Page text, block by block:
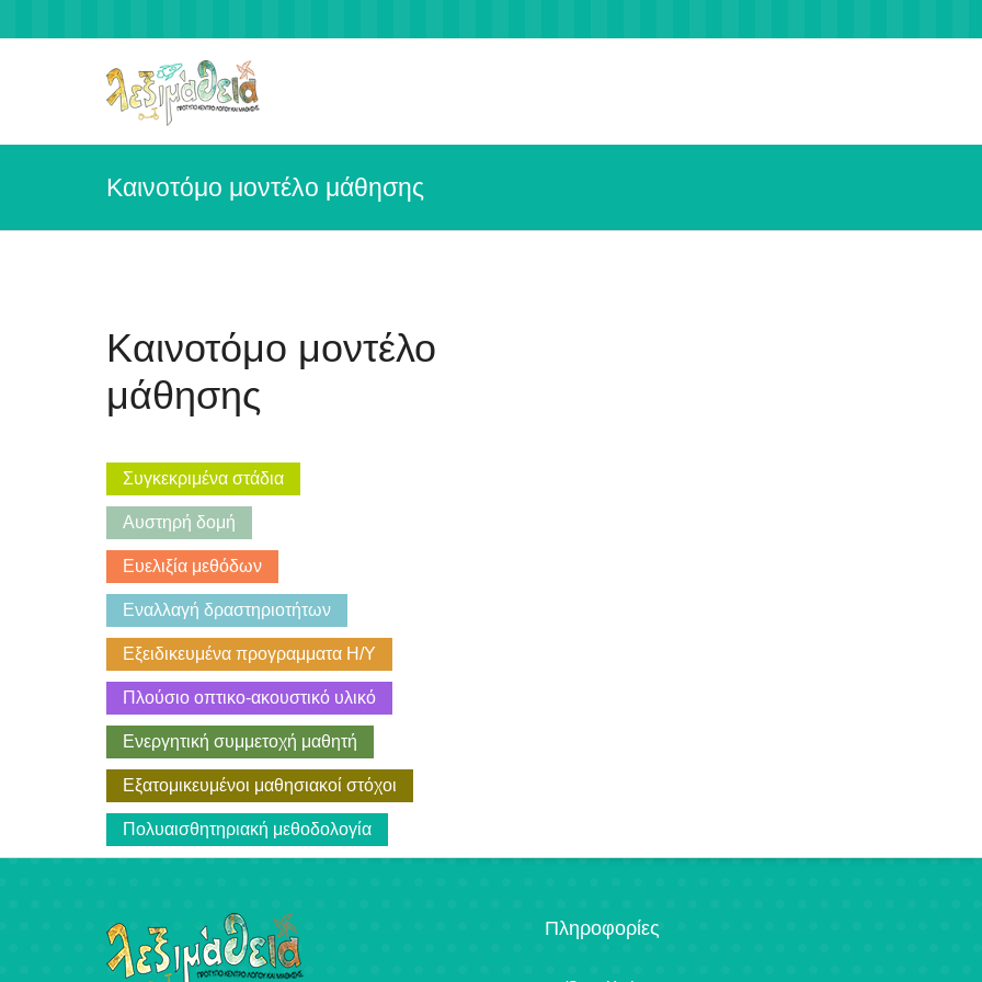
Καινοτόμο μοντέλο μάθησης
Καινοτόμο μοντέλο
μάθησης
Συγκεκριμένα στάδια
Aυστηρή δομή
Eυελιξία μεθόδων
Eναλλαγή δραστηριοτήτων
Eξειδικευμένα προγραμματα Η/Υ
Πλούσιο οπτικο-ακουστικό υλικό
Ενεργητική συμμετοχή μαθητή
Εξατομικευμένοι μαθησιακοί στόχοι
Πολυαισθητηριακή μεθοδολογία
Πληροφορίες